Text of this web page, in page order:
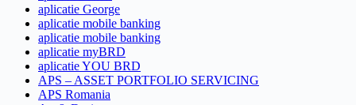
aplicatie George
aplicatie mobile banking
aplicatie mobile banking
aplicatie myBRD
aplicatie YOU BRD
APS – ASSET PORTFOLIO SERVICING
APS Romania